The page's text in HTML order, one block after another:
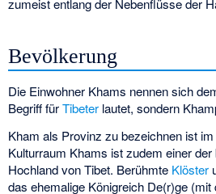
zumeist entlang der Nebenflüsse der
Bevölkerung
Die Einwohner Khams nennen sich
Begriff fürTibeter lautet, sondern
Kham als Provinz zu bezeichnen ist
Kulturraum Khams ist zudem einer
Hochland von Tibet. Berühmte Klöster
das ehemalige Königreich De(r)ge